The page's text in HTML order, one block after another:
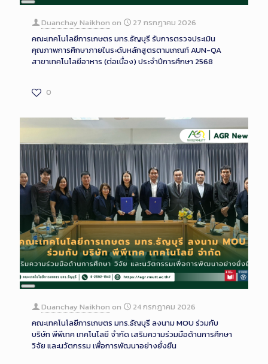
Long
Description
Duanchay Naikhon on
27 กรกฎาคม 2026
คณะเทคโนโลยีการเกษตร มทร.ธัญบุรี รับการตรวจประเมิน
คุณภาพการศึกษาภายในระดับหลักสูตรตามเกณฑ์ AUN-QA
สาขาเทคโนโลยีอาหาร (ต่อเนื่อง) ประจำปีการศึกษา 2568
0
Long
Description
Duanchay Naikhon on
24 กรกฎาคม 2026
คณะเทคโนโลยีการเกษตร มทร.ธัญบุรี ลงนาม MOU ร่วมกับ
บริษัท พีพีเทค เทคโนโลยี จำกัด เสริมความร่วมมือด้านการศึกษา
วิจัย และนวัตกรรม เพื่อการพัฒนาอย่างยั่งยืน